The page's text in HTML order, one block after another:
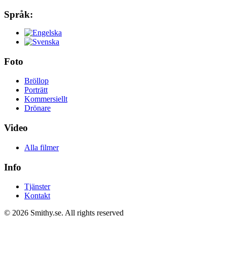
Språk:
Foto
Bröllop
Porträtt
Kommersiellt
Drönare
Video
Alla filmer
Info
Tjänster
Kontakt
© 2026 Smithy.se. All rights reserved